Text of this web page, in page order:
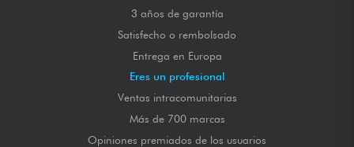
3 años de garantía
Satisfecho o rembolsado
Entrega en Europa
Eres un profesional
Ventas intracomunitarias
Más de 700 marcas
Opiniones premiados de los usuarios